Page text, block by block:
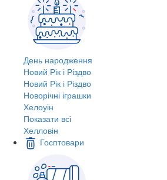
День народження
Новий Рік і Різдво
Новий Рік і Різдво
Новорічні іграшки
Хелоуін
Показати всі
Хелловін
Госптовари